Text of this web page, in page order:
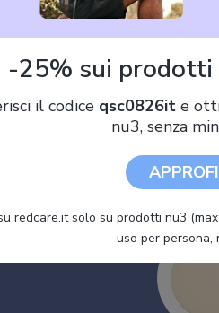
Naturale per Forno Pizza G10006
Brace e Griglia a Gas
-25% sui prodotti
il codice qsc0826ite
nu3, senza
redcare.it solo su prodotti nu3
uso per persona,